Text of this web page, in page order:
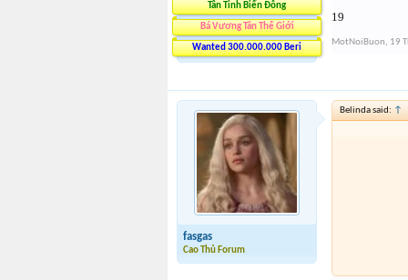
Tân Tinh Biển Đông
Bá Vương Tân Thế Giới
Wanted 300.000.000 Beri
19
MotNoiBuon, 19
fasgas
Cao Thủ Forum
Belinda said: ↑